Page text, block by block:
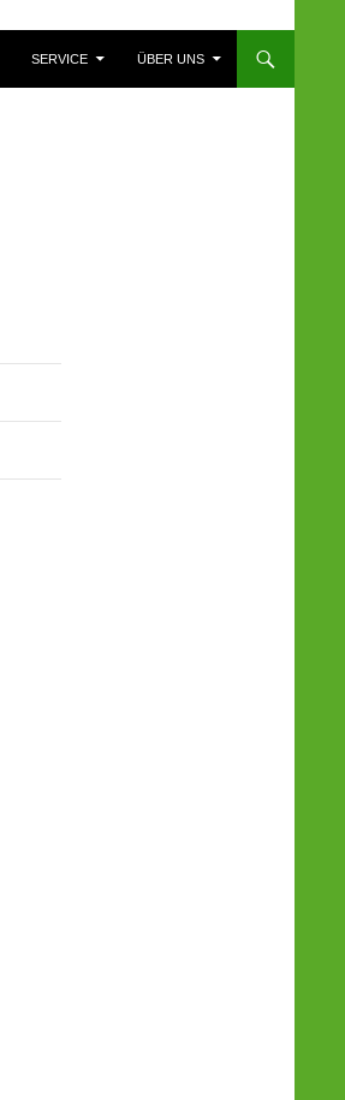
SERVICE ÜBER UNS